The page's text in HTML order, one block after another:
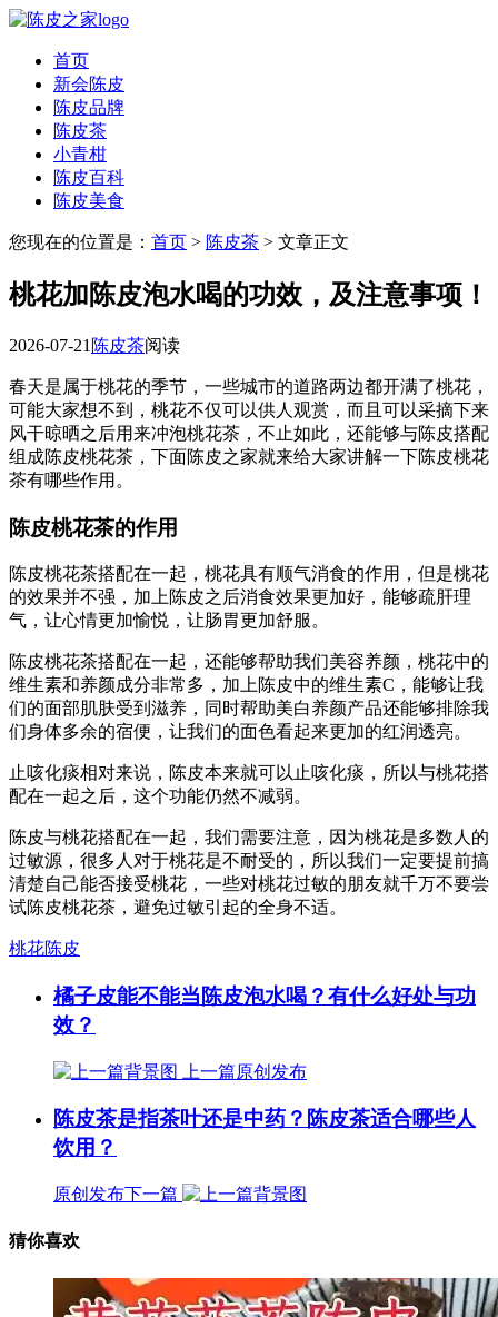
首页
新会陈皮
陈皮品牌
陈皮茶
小青柑
陈皮百科
陈皮美食
您现在的位置是： 首页 > 陈皮茶 > 文章正文
桃花加陈皮泡水喝的功效，及注意事项！
2026-07-21 陈皮茶阅读
春天是属于桃花的季节，一些城市的道路两边都开满了桃花，
可能大家想不到，桃花不仅可以供人观赏，而且可以采摘下来
风干晾晒之后用来冲泡桃花茶，不止如此，还能够与陈皮搭配
组成陈皮桃花茶，下面陈皮之家就来给大家讲解一下陈皮桃花
茶有哪些作用。
陈皮桃花茶的作用
陈皮桃花茶搭配在一起，桃花具有顺气消食的作用，但是桃花
的效果并不强，加上陈皮之后消食效果更加好，能够疏肝理
气，让心情更加愉悦，让肠胃更加舒服。
陈皮桃花茶搭配在一起，还能够帮助我们美容养颜，桃花中的
维生素和养颜成分非常多，加上陈皮中的维生素C，能够让我
们的面部肌肤受到滋养，同时帮助美白养颜产品还能够排除我
们身体多余的宿便，让我们的面色看起来更加的红润透亮。
止咳化痰相对来说，陈皮本来就可以止咳化痰，所以与桃花搭
配在一起之后，这个功能仍然不减弱。
陈皮与桃花搭配在一起，我们需要注意，因为桃花是多数人的
过敏源，很多人对于桃花是不耐受的，所以我们一定要提前搞
清楚自己能否接受桃花，一些对桃花过敏的朋友就千万不要尝
试陈皮桃花茶，避免过敏引起的全身不适。
桃花陈皮
橘子皮能不能当陈皮泡水喝？有什么好处与功
效？
上一篇原创发布
陈皮茶是指茶叶还是中药？陈皮茶适合哪些人
饮用？
原创发布下一篇
猜你喜欢